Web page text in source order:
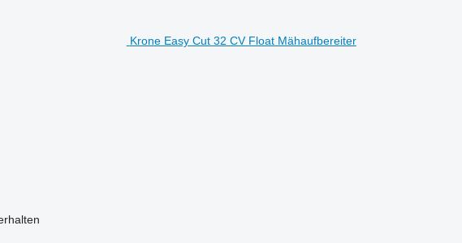
Krone Easy Cut 32 CV Float Mähaufbereiter